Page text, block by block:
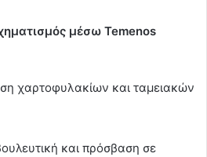
μέσω Temenos
χαρτοφυλακίων και ταμειακών
και πρόσβαση σε